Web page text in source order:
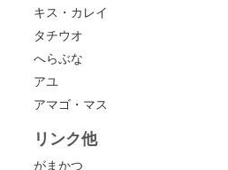
キス・カレイ
タチウオ
へらぶな
アユ
アマゴ・マス
リンク他
がまかつ